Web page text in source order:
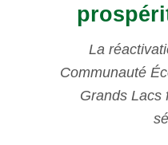
La
Communauté
Grands Lacs